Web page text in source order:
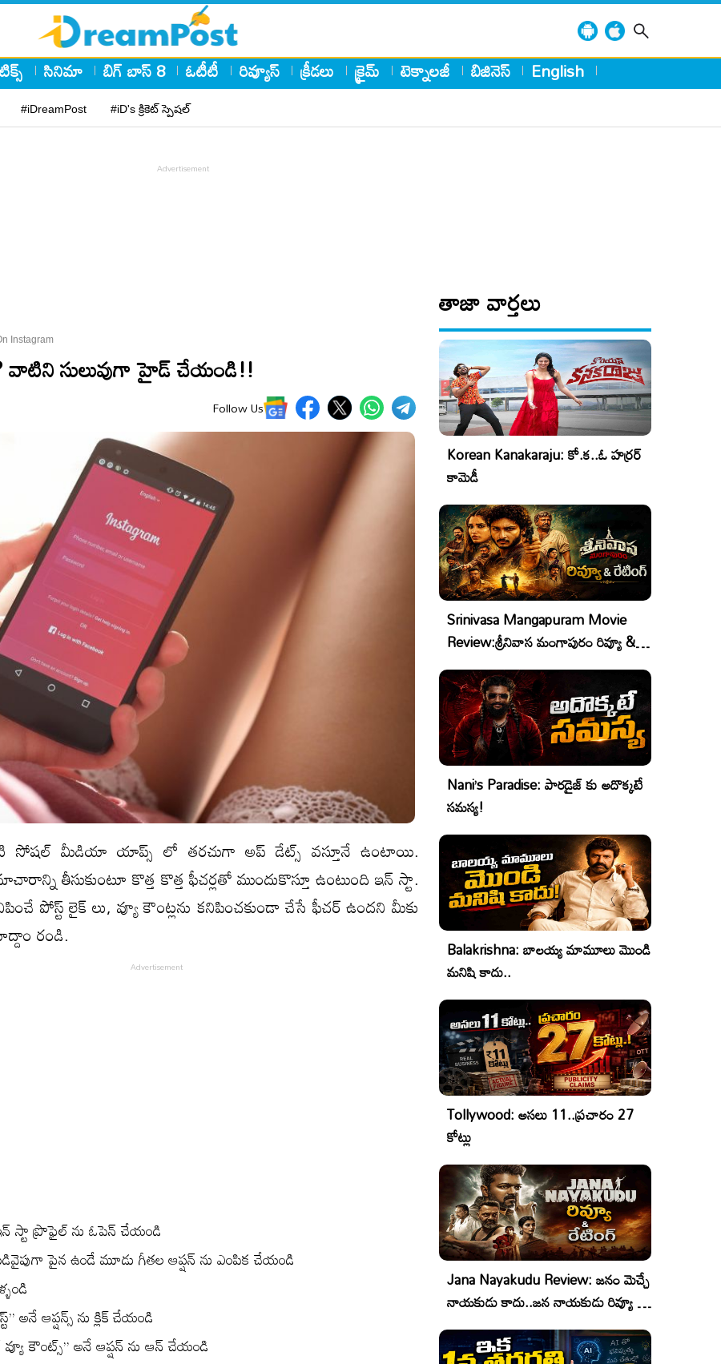
సినిమా బిగ్ బాస్ 8 ఓటీటీ రివ్యూస్ క్రీడలు క్రైమ్ టెక్నాలజీ బిజినెస్ English
#iDreamPost #iD's క్రికెట్ స్పెషల్
Instagram
వాటిని సులువుగా హైడ్ చేయండి!!
Follow Us
సోషల్ మీడియా యాప్స్ లో తరచుగా అప్ డేట్స్ వస్తూనే ఉంటాయి.
తీసుకుంటూ కొత్త కొత్త ఫీచర్లతో ముందుకొస్తూ ఉంటుంది ఇన్ స్టా.
పోస్ట్ లైక్ లు, వ్యూ కౌంట్లను కనిపించకుండా చేసే ఫీచర్ ఉందని మీకు
రండి.
స్టా ప్రొఫైల్ ను ఓపెన్ చేయండి
పైన ఉండే మూడు గీతల ఆప్షన్ ను ఎంపిక చేయండి
అనే ఆప్షన్స్ ను క్లిక్ చేయండి
కౌంట్స్” అనే ఆప్షన్ ను ఆన్ చేయండి
తాజా వార్తలు
Korean Kanakaraju: కో.క..ఓ హర్రర్
కామెడీ
Srinivasa Mangapuram Movie
Review:శ్రీనివాస మంగాపురం రివ్యూ &
రేటింగ్
Nani’s Paradise: పారడైజ్ కు అదొక్కటే
సమస్య!
Balakrishna: బాలయ్య మామూలు మొండి
మనిషి కాదు..
Tollywood: అసలు 11..ప్రచారం 27
కోట్లు
Jana Nayakudu Review: జనం మెచ్చే
నాయకుడు కాదు..జన నాయకుడు రివ్యూ &
రేటింగ్!